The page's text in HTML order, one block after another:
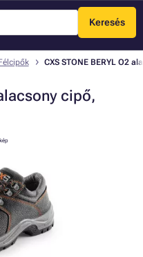
Keresés
Menü
CXS STONE BERYL O2
cipő,